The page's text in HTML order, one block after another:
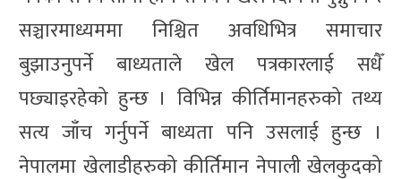
सञ्चारमाध्यममा निश्चित अवधिभित्र समाचार
बुझाउनुपर्ने बाध्यताले खेल पत्रकारलाई सधैँ
पछ्याइरहेको हुन्छ । विभिन्न कीर्तिमानहरुको तथ्य
सत्य जाँच गर्नुपर्ने बाध्यता पनि उसलाई हुन्छ ।
नेपालमा खेलाडीहरुको कीर्तिमान नेपाली खेलकुदको